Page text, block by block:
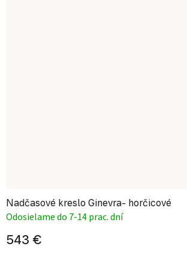
Nadčasové kreslo Ginevra- horčicové
Odosielame do 7-14 prac. dní
543 €